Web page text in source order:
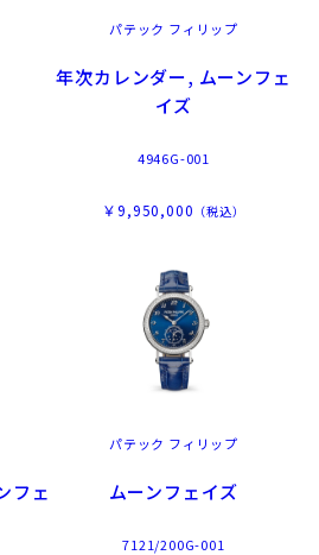
パテック フィリップ
年次カレンダー, ムーンフェ
イズ
4946G-001
￥9,950,000 （税込）
フェ
パテック フィリップ
ムーンフェイズ
7121/200G-001